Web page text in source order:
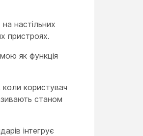
настільних
пристроях.
як функція
користувач
станом
інтегрує